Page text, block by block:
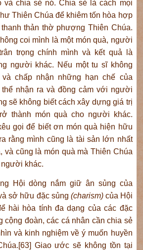
và chia sẻ nó. Chia sẻ là cách mọi
Thiên Chúa để khiêm tốn hòa hợp
thản thờ phượng Thiên Chúa.
coi mình là một món quà, người
trọng chính mình và kết quả là
người khác. Nếu một tu sĩ không
chấp nhận những hạn chế của
thể nhận ra và đồng cảm với người
sẽ không biết cách xây dựng giá trị
thành món quà cho người khác.
gọi để biết ơn món quà hiện hữu
rằng mình cũng là tài sản lớn nhất
và cũng là món quà mà Thiên Chúa
người khác.
Hội dòng nắm giữ ân sủng của
sở hữu đặc sủng (charism)của Hội
hài hòa tính đa dạng của các đặc
cộng đoàn, các cá nhân cần chia sẻ
và kinh nghiệm về ý muốn huyền
Giao ước sẽ không tồn tại